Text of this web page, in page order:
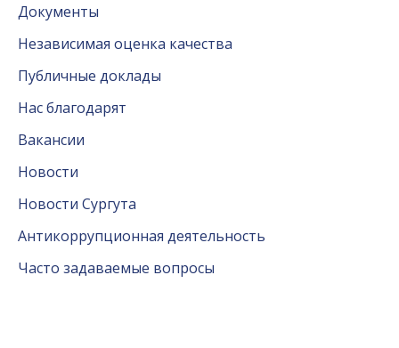
Документы
Независимая оценка качества
Публичные доклады
Нас благодарят
Вакансии
Новости
Новости Сургута
Антикоррупционная деятельность
Часто задаваемые вопросы